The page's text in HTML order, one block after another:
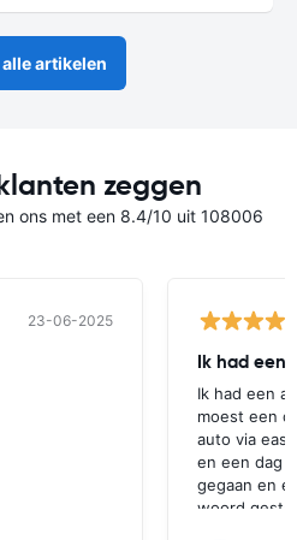
artikelen
zeggen
ons met een 8.4/10 uit 108006
23-06-2025
Ik had een
Ik had een
moest een
auto via
en een dag
gegaan en
woord